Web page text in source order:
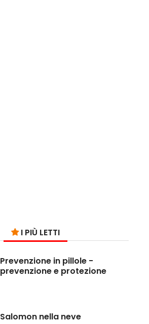
I PIÙ LETTI
Prevenzione in pillole -
prevenzione e protezione
Salomon nella neve